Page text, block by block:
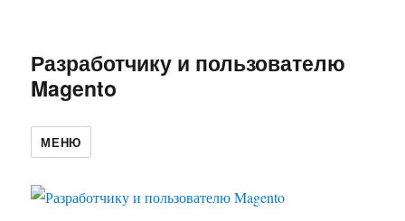
Разработчику и пользователю
Magento
МЕНЮ